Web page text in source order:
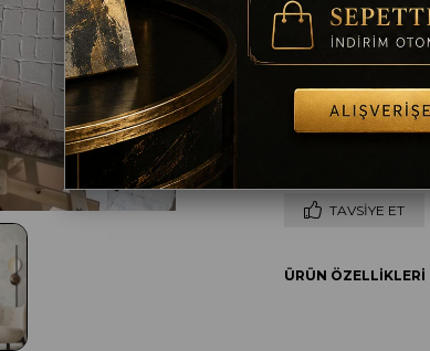
Çerçeve
TAVSIYE ET
ÜRÜN ÖZELLIKLERI